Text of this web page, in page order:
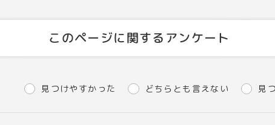
このページに関するアンケート
見つけやすかった どちらとも言えない 見